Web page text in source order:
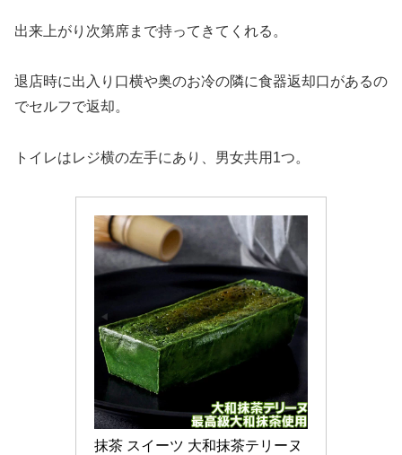
出来上がり次第席まで持ってきてくれる。
退店時に出入り口横や奥のお冷の隣に食器返却口があるの
でセルフで返却。
トイレはレジ横の左手にあり、男女共用1つ。
抹茶 スイーツ 大和抹茶テリーヌ